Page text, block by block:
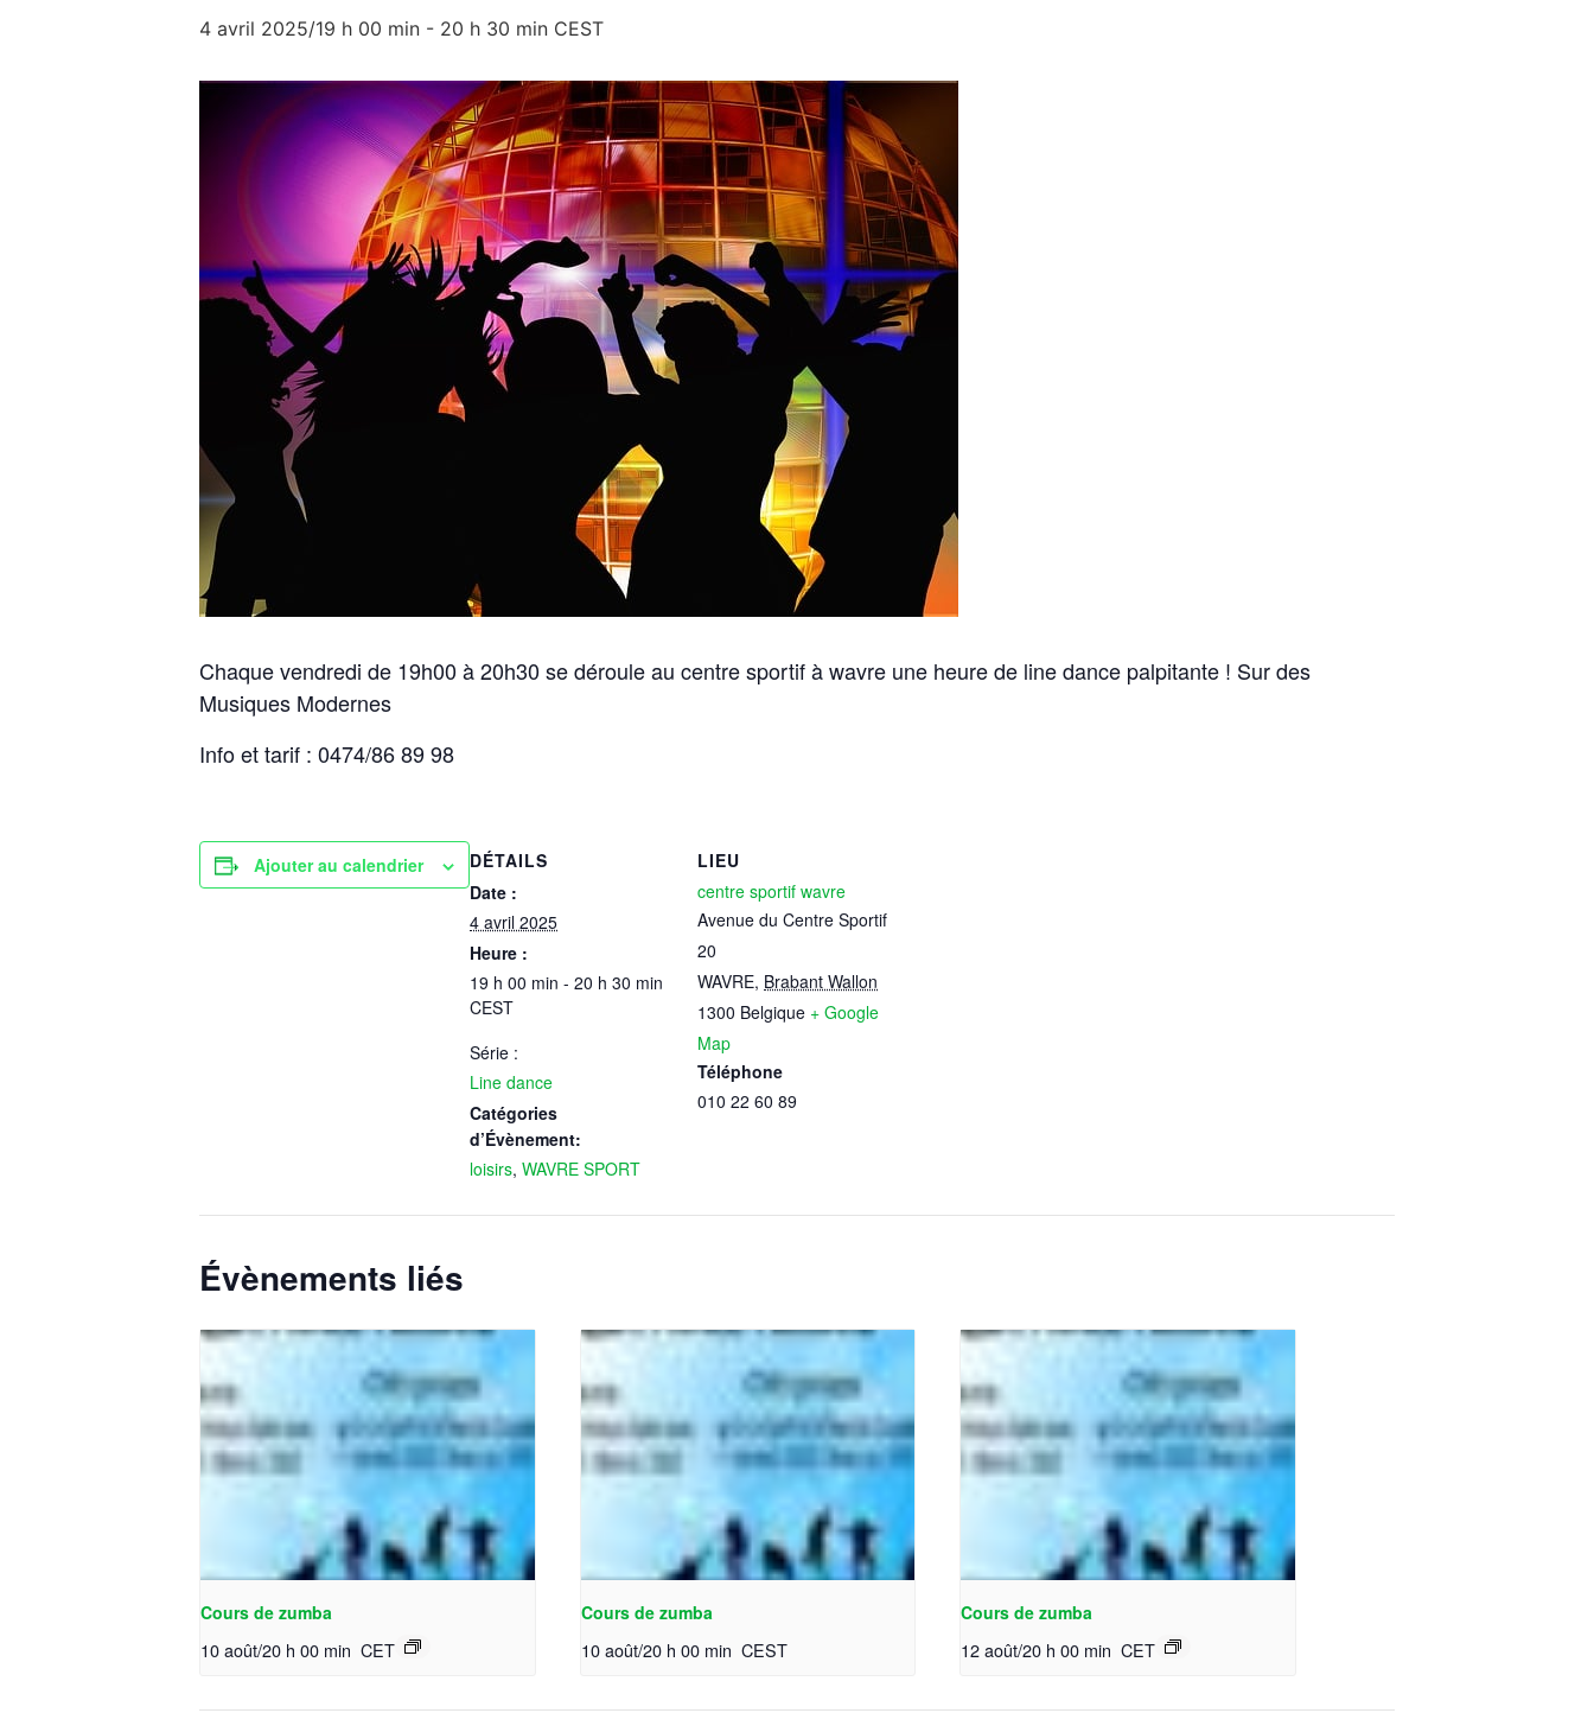
4 avril 2025/19 h 00 min - 20 h 30 min CEST
Chaque vendredi de 19h00 à 20h30 se déroule au centre sportif à wavre une heure de line dance palpitante ! Sur des
Musiques Modernes
Info et tarif : 0474/86 89 98
Ajouter au calendrier
DÉTAILS
Date :
4 avril 2025
Heure :
19 h 00 min - 20 h 30 min
CEST
Série :
Line dance
Catégories
d’Évènement:
loisirs, WAVRE SPORT
LIEU
centre sportif wavre
Avenue du Centre Sportif
20
WAVRE, Brabant Wallon
1300 Belgique + Google
Map
Téléphone
010 22 60 89
Évènements liés
Cours de zumba
10 août/20 h 00 min CET
Cours de zumba
10 août/20 h 00 min CEST
Cours de zumba
12 août/20 h 00 min CET